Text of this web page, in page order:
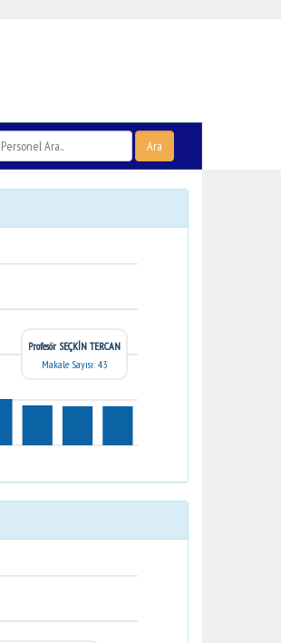
Ara
Profesör SEÇKİN TERCAN
Makale Sayısı: 43